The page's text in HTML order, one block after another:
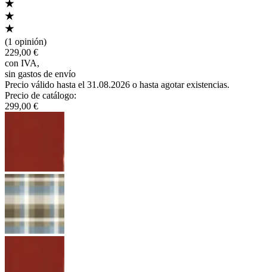
(1 opinión)
229,00 €
con IVA,
sin gastos de envío
Precio válido hasta el 31.08.2026 o hasta agotar existencias.
Precio de catálogo:
299,00 €